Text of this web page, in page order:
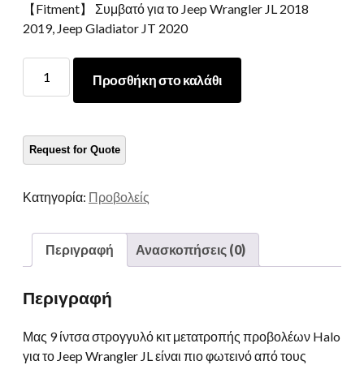
【Fitment】 Συμβατό για το Jeep Wrangler JL 2018
2019, Jeep Gladiator JT 2020
Ίντσα
στρογγυλό
μετατροπής
προβολέων
LED
JL
Προσθήκη στο καλάθι
Κατηγορία: Προβολείς
Περιγραφή Ανασκοπήσεις (0)
Περιγραφή
Μας 9 ίντσα στρογγυλό κιτ μετατροπής προβολέων Halo
για το Jeep Wrangler JL είναι πιο φωτεινό από τους